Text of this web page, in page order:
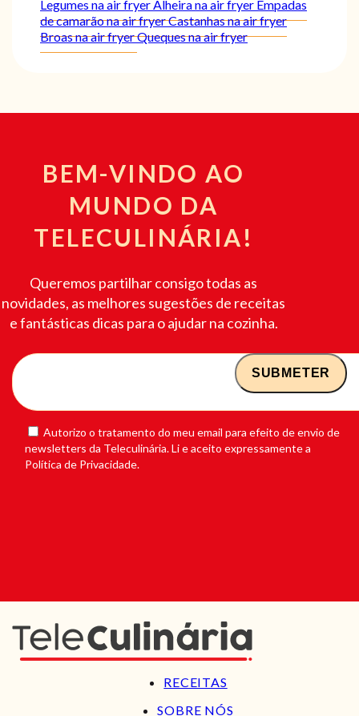
Legumes na air fryerAlheira na air fryer Empadas
de camarão na air fryerCastanhas na air fryer
Broas na air fryerQueques na air fryer
BEM-VINDO AO
MUNDO DA
TELECULINÁRIA!
Queremos partilhar consigo todas as
novidades, as melhores sugestões de receitas
e fantásticas dicas para o ajudar na cozinha.
Autorizo o tratamento do meu email para efeito de envio de
newsletters da Teleculinária. Li e aceito expressamente a
Política de Privacidade.
RECEITAS
SOBRE NÓS